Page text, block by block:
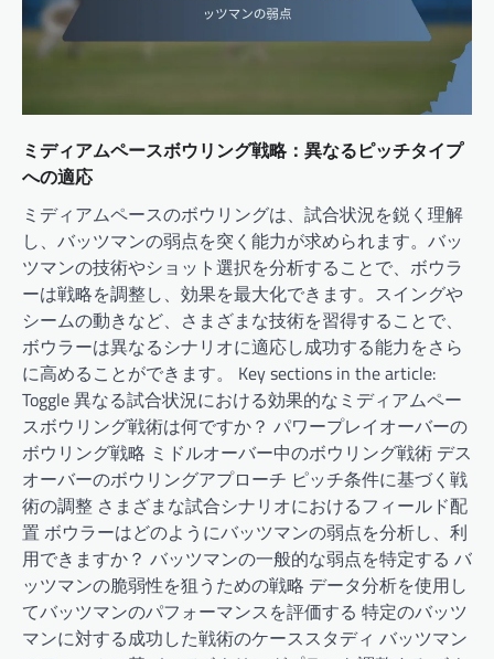
ミディアムペースボウリング戦略：異なるピッチタイプ
への適応
ミディアムペースのボウリングは、試合状況を鋭く理解
し、バッツマンの弱点を突く能力が求められます。バッ
ツマンの技術やショット選択を分析することで、ボウラ
ーは戦略を調整し、効果を最大化できます。スイングや
シームの動きなど、さまざまな技術を習得することで、
ボウラーは異なるシナリオに適応し成功する能力をさら
に高めることができます。 Key sections in the article:
Toggle 異なる試合状況における効果的なミディアムペー
スボウリング戦術は何ですか？ パワープレイオーバーの
ボウリング戦略 ミドルオーバー中のボウリング戦術 デス
オーバーのボウリングアプローチ ピッチ条件に基づく戦
術の調整 さまざまな試合シナリオにおけるフィールド配
置 ボウラーはどのようにバッツマンの弱点を分析し、利
用できますか？ バッツマンの一般的な弱点を特定する バ
ッツマンの脆弱性を狙うための戦略 データ分析を使用し
てバッツマンのパフォーマンスを評価する 特定のバッツ
マンに対する成功した戦術のケーススタディ バッツマン